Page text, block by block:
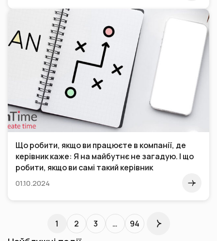
Що робити, якщо ви працюєте в компанії, де
керівник каже: Я на майбутнє не загадую. І що
робити, якщо ви самі такий керівник
01.10.2024
1 2 3 … 94